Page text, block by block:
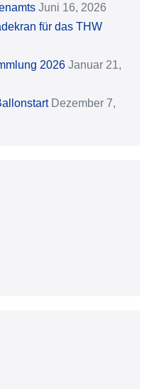
Juni 16, 2026
für das THW
2026 Januar 21,
Dezember 7,